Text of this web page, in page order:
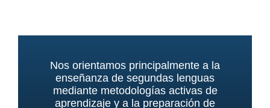
Nos orientamos principalmente a la
enseñanza de segundas lenguas
mediante metodologías activas de
aprendizaje y a la preparación de